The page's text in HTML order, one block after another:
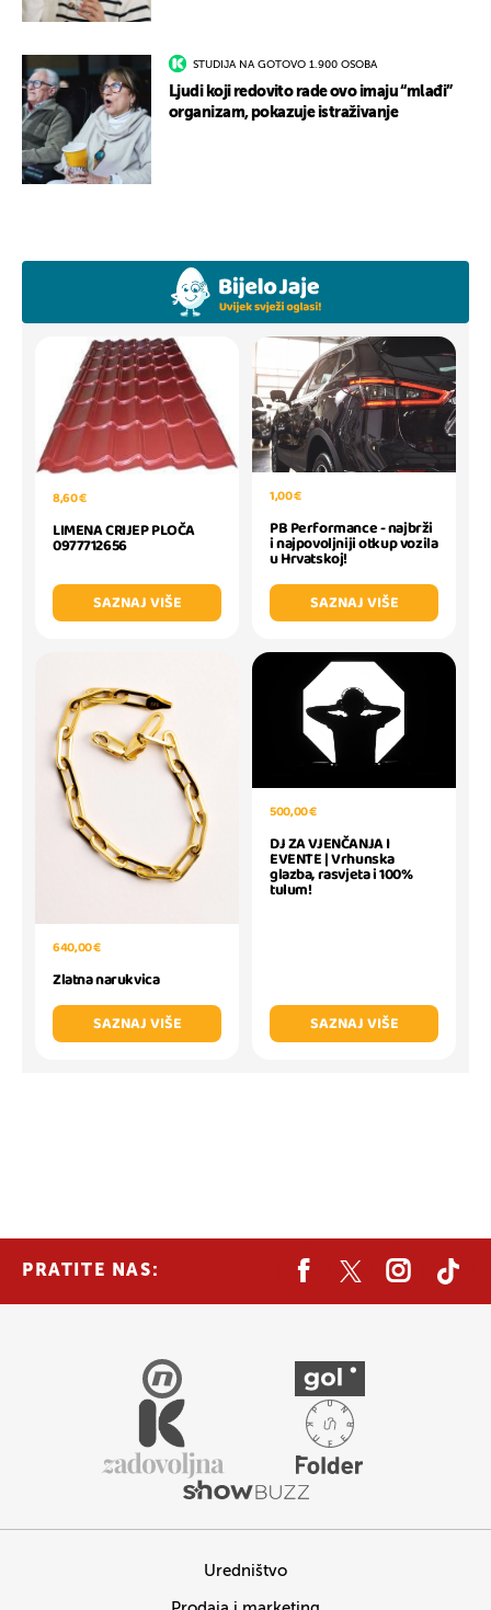
STUDIJA NA GOTOVO 1.900 OSOBA
Ljudi koji redovito rade ovo imaju “mlađi”
organizam, pokazuje istraživanje
8,60 €
LIMENA CRIJEP PLOČA
0977712656
SAZNAJ VIŠE
1,00 €
PB Performance - najbrži
i najpovoljniji otkup vozila
u Hrvatskoj!
SAZNAJ VIŠE
640,00 €
Zlatna narukvica
SAZNAJ VIŠE
500,00 €
DJ ZA VJENČANJA I
EVENTE | Vrhunska
glazba, rasvjeta i 100%
tulum!
SAZNAJ VIŠE
PRATITE NAS:
Uredništvo